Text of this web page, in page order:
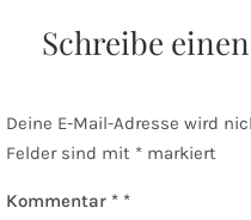
Schreibe
Deine E-Mail-Adresse wird
Felder sind mit * markiert
Kommentar *